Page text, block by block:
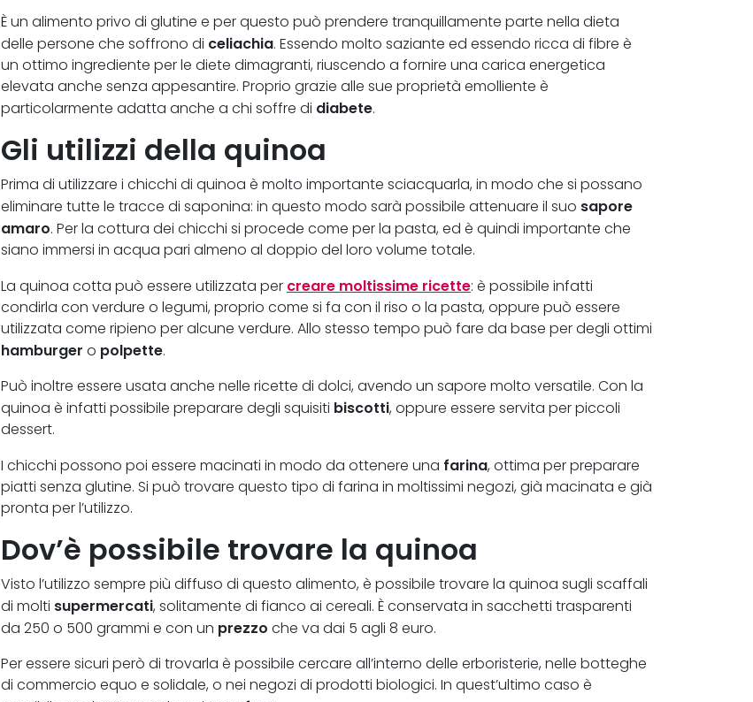
È un alimento privo di glutine e per questo può prendere tranquillamente parte nella dieta
delle persone che soffrono di celiachia. Essendo molto saziante ed essendo ricca di fibre è
un ottimo ingrediente per le diete dimagranti, riuscendo a fornire una carica energetica
elevata anche senza appesantire. Proprio grazie alle sue proprietà emolliente è
particolarmente adatta anche a chi soffre di diabete.
Gli utilizzi della quinoa
Prima di utilizzare i chicchi di quinoa è molto importante sciacquarla, in modo che si possano
eliminare tutte le tracce di saponina: in questo modo sarà possibile attenuare il suo sapore
amaro. Per la cottura dei chicchi si procede come per la pasta, ed è quindi importante che
siano immersi in acqua pari almeno al doppio del loro volume totale.
La quinoa cotta può essere utilizzata per creare moltissime ricette: è possibile infatti
condirla con verdure o legumi, proprio come si fa con il riso o la pasta, oppure può essere
utilizzata come ripieno per alcune verdure. Allo stesso tempo può fare da base per degli ottimi
hamburger o polpette.
Può inoltre essere usata anche nelle ricette di dolci, avendo un sapore molto versatile. Con la
quinoa è infatti possibile preparare degli squisiti biscotti, oppure essere servita per piccoli
dessert.
I chicchi possono poi essere macinati in modo da ottenere una farina, ottima per preparare
piatti senza glutine. Si può trovare questo tipo di farina in moltissimi negozi, già macinata e già
pronta per l’utilizzo.
Dov’è possibile trovare la quinoa
Visto l’utilizzo sempre più diffuso di questo alimento, è possibile trovare la quinoa sugli scaffali
di molti supermercati, solitamente di fianco ai cereali. È conservata in sacchetti trasparenti
da 250 o 500 grammi e con un prezzo che va dai 5 agli 8 euro.
Per essere sicuri però di trovarla è possibile cercare all’interno delle erboristerie, nelle botteghe
di commercio equo e solidale, o nei negozi di prodotti biologici. In quest’ultimo caso è